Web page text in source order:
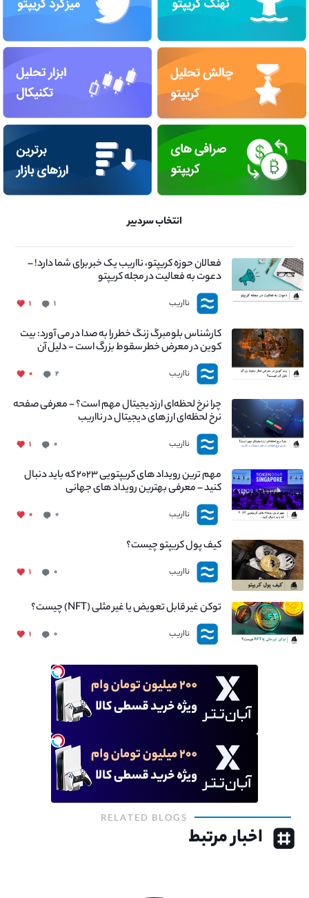
انتخاب سردبیر
فعالان حوزه کریپتو، نااریب یک خبر برای شما دارد! –
دعوت به فعالیت در مجله کریپتو
نااریب ۱ ۱
کارشناس بلومبرگ زنگ خطر را به صدا در می آورد: بیت
کوین در معرض خطر سقوط بزرگ است - دلیل آن
چیست؟
نااریب ۲ ۰
چرا نرخ لحظه‌ای ارزدیجیتال مهم است؟ - معرفی صفحه
نرخ لحظه‌ای ارز های دیجیتال در نااریب
نااریب ۰ ۱
مهم ترین رویداد های کریپتویی ۲۰۲۳ که باید دنبال
کنید – معرفی بهترین رویداد های جهانی
نااریب ۰ ۰
کیف پول کریپتو چیست؟
نااریب ۰ ۱
توکن غیر قابل تعویض یا غیر مثلی (NFT) چیست؟
نااریب ۰ ۱
RELATED BLOGS
اخبار مرتبط